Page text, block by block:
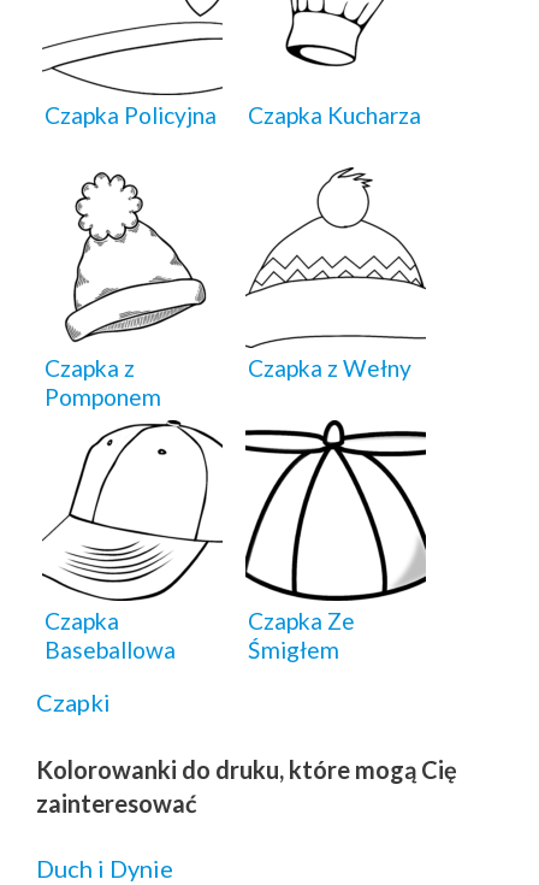
Czapka Policyjna Czapka Kucharza
Czapka z
Pomponem
Czapka z Wełny
Czapka
Baseballowa
Czapka Ze
Śmigłem
Czapki
Kolorowanki do druku, które mogą Cię
zainteresować
Duch i Dynie